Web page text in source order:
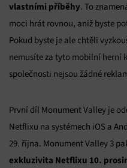
vlastními příběhy. To
moci hrát rovnou, aniž byste
Pokud byste je ale chtěli
nemusíte za tyto mobilní herní
společnosti nejsou žádné
První díl Monument Valley je
Netflixu na systémech iOS a
29. října. Monument Valley 3
exkluzivita Netflixu 10.